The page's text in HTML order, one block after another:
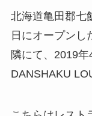
北海道亀田郡七
日にオープンし
隣にて、2019
DANSHAKU